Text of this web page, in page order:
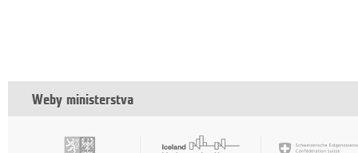
Weby ministerstva